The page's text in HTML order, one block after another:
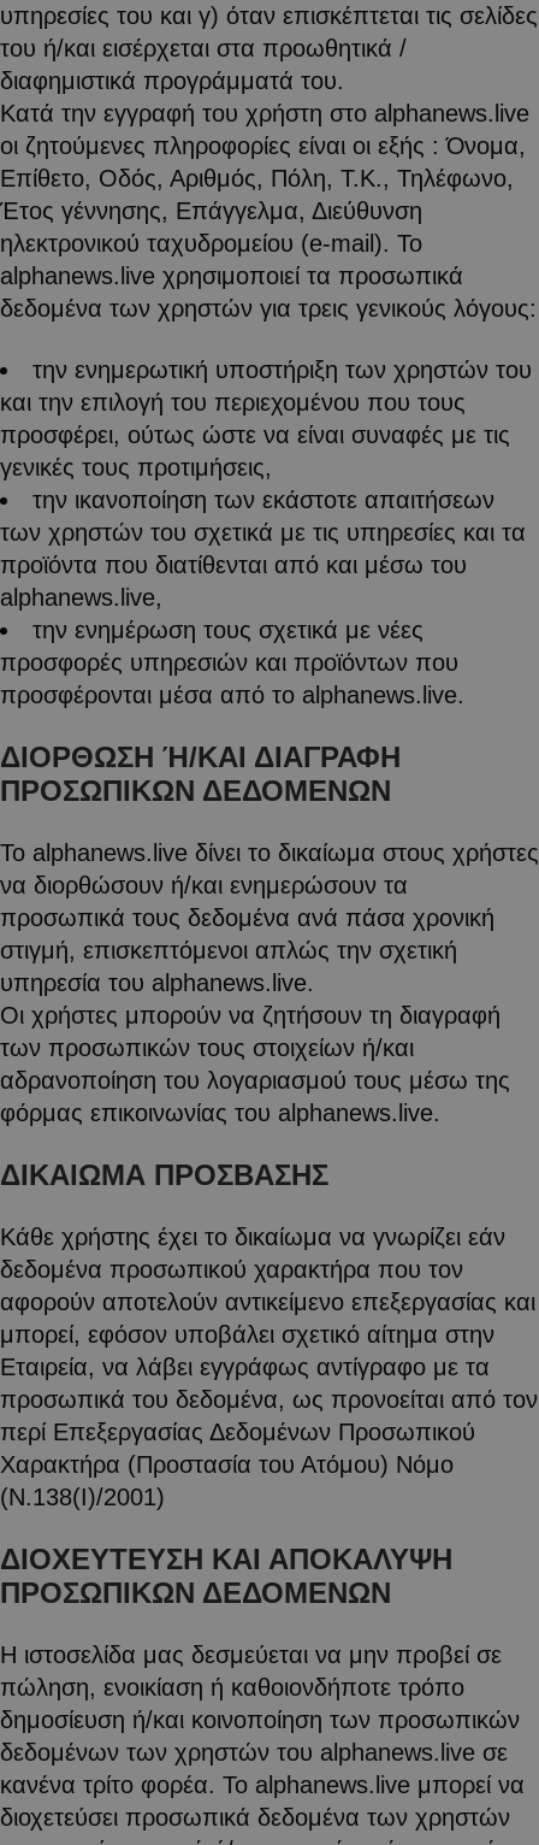
υπηρεσίες του και γ) όταν επισκέπτεται τις σελίδες
του ή/και εισέρχεται στα προωθητικά /
διαφημιστικά προγράμματά του.
Κατά την εγγραφή του χρήστη στο alphanews.live
οι ζητούμενες πληροφορίες είναι οι εξής : Όνομα,
Επίθετο, Οδός, Αριθμός, Πόλη, Τ.Κ., Τηλέφωνο,
Έτος γέννησης, Επάγγελμα, Διεύθυνση
ηλεκτρονικού ταχυδρομείου (e-mail). Το
alphanews.live χρησιμοποιεί τα προσωπικά
δεδομένα των χρηστών για τρεις γενικούς λόγους:
την ενημερωτική υποστήριξη των χρηστών του
και την επιλογή του περιεχομένου που τους
προσφέρει, ούτως ώστε να είναι συναφές με τις
γενικές τους προτιμήσεις,
την ικανοποίηση των εκάστοτε απαιτήσεων
των χρηστών του σχετικά με τις υπηρεσίες και τα
προϊόντα που διατίθενται από και μέσω του
alphanews.live,
την ενημέρωση τους σχετικά με νέες
προσφορές υπηρεσιών και προϊόντων που
προσφέρονται μέσα από το alphanews.live.
ΔΙΟΡΘΩΣΗ Ή/ΚΑΙ ΔΙΑΓΡΑΦΗ
ΠΡΟΣΩΠΙΚΩΝ ΔΕΔΟΜΕΝΩΝ
Το alphanews.live δίνει το δικαίωμα στους χρήστες
να διορθώσουν ή/και ενημερώσουν τα
προσωπικά τους δεδομένα ανά πάσα χρονική
στιγμή, επισκεπτόμενοι απλώς την σχετική
υπηρεσία του alphanews.live.
Οι χρήστες μπορούν να ζητήσουν τη διαγραφή
των προσωπικών τους στοιχείων ή/και
αδρανοποίηση του λογαριασμού τους μέσω της
φόρμας επικοινωνίας του alphanews.live.
ΔΙΚΑΙΩΜΑ ΠΡΟΣΒΑΣΗΣ
Κάθε χρήστης έχει το δικαίωμα να γνωρίζει εάν
δεδομένα προσωπικού χαρακτήρα που τον
αφορούν αποτελούν αντικείμενο επεξεργασίας και
μπορεί, εφόσον υποβάλει σχετικό αίτημα στην
Εταιρεία, να λάβει εγγράφως αντίγραφο με τα
προσωπικά του δεδομένα, ως προνοείται από τον
περί Επεξεργασίας Δεδομένων Προσωπικού
Χαρακτήρα (Προστασία του Ατόμου) Νόμο
(Ν.138(Ι)/2001)
ΔΙΟΧΕΥΤΕΥΣΗ ΚΑΙ ΑΠΟΚΑΛΥΨΗ
ΠΡΟΣΩΠΙΚΩΝ ΔΕΔΟΜΕΝΩΝ
Η ιστοσελίδα μας δεσμεύεται να μην προβεί σε
πώληση, ενοικίαση ή καθοιονδήποτε τρόπο
δημοσίευση ή/και κοινοποίηση των προσωπικών
δεδομένων των χρηστών του alphanews.live σε
κανένα τρίτο φορέα. Το alphanews.live μπορεί να
διοχετεύσει προσωπικά δεδομένα των χρηστών